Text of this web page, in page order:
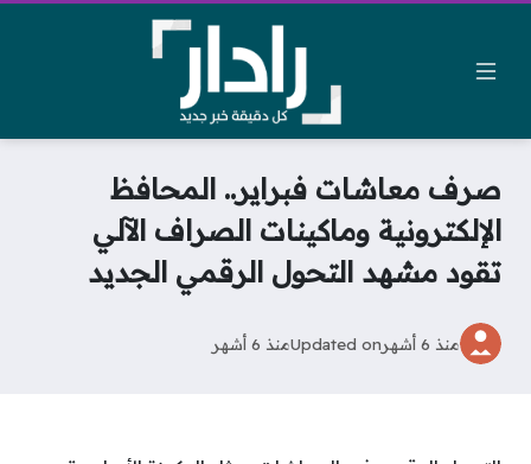
صرف معاشات فبراير.. المحافظ
الإلكترونية وماكينات الصراف الآلي
تقود مشهد التحول الرقمي الجديد
منذ 6 أشهر Updated onمنذ 6 أشهر